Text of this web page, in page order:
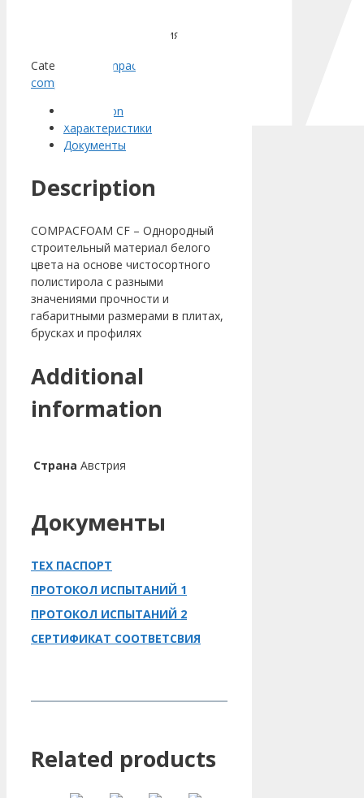
Австрия
Categories:
Compacfoam
compacfoam
Description
Характеристики
Документы
Description
COMPACFOAM CF – Однородный
строительный материал белого
цвета на основе чистосортного
полистирола с разными
значениями прочности и
габаритными размерами в плитах,
брусках и профилях
Additional
information
Страна Австрия
Документы
ТЕХ ПАСПОРТ
ПРОТОКОЛ ИСПЫТАНИЙ 1
ПРОТОКОЛ ИСПЫТАНИЙ 2
СЕРТИФИКАТ СООТВЕТСВИЯ
Related products